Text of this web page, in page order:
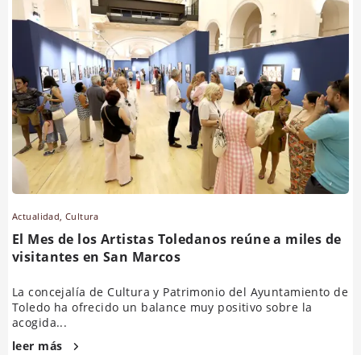
Actualidad,Cultura
El Mes de los Artistas Toledanos reúne a miles de
visitantes en San Marcos
La concejalía de Cultura y Patrimonio del Ayuntamiento de
Toledo ha ofrecido un balance muy positivo sobre la
acogida...
leer más